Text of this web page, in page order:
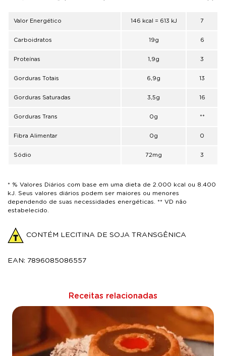
Valor Energético 146 kcal = 613 kJ 7
Carboidratos 19g 6
Proteínas 1,9g 3
Gorduras Totais 6,9g 13
Gorduras Saturadas 3,5g 16
Gorduras Trans 0g **
Fibra Alimentar 0g 0
Sódio 72mg 3
* % Valores Diários com base em uma dieta de 2.000 kcal ou 8.400
kJ. Seus valores diários podem ser maiores ou menores
dependendo de suas necessidades energéticas. ** VD não
estabelecido.
CONTÉM LECITINA DE SOJA TRANSGÊNICA
EAN: 7896085086557
Receitas relacionadas